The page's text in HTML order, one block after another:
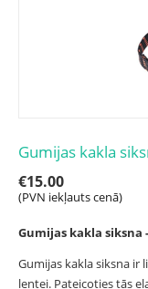
Gumijas kakla
€15.00
(PVN iekļauts cenā)
Gumijas kakla siksna
Gumijas kakla siksna ir
lentei. Pateicoties tās